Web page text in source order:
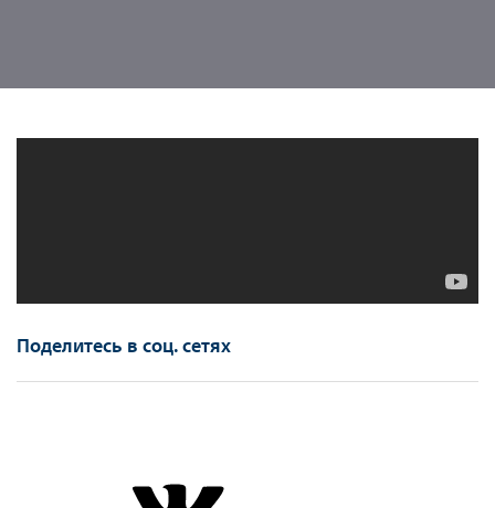
Поделитесь в соц. сетях